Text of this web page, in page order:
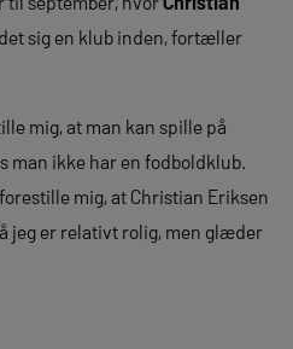
sig en klub inden, fortæller
mig, at man kan spille på
man ikke har en fodboldklub.
mig, at Christian Eriksen
jeg er relativt rolig, men glæder